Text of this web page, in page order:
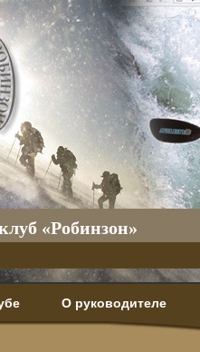
«Робинзон»
О руководителе